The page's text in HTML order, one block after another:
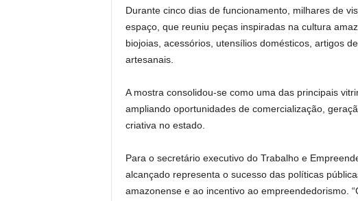
Durante cinco dias de funcionamento, milhares de
espaço, que reuniu peças inspiradas na cultura
biojoias, acessórios, utensílios domésticos, artigos
artesanais.
A mostra consolidou-se como uma das principais
ampliando oportunidades de comercialização,
criativa no estado.
Para o secretário executivo do Trabalho e
alcançado representa o sucesso das políticas
amazonense e ao incentivo ao empreendedorismo.